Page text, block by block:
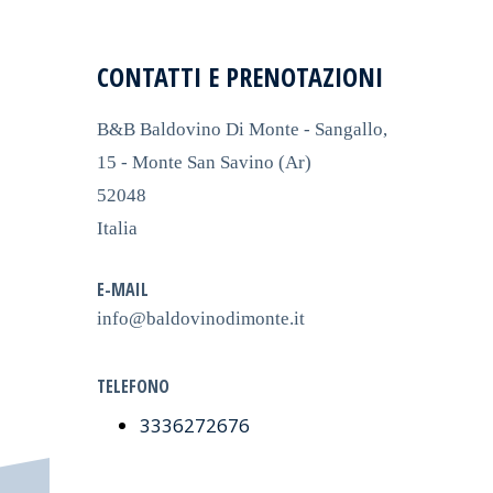
CONTATTI E PRENOTAZIONI
B&B Baldovino Di Monte - Sangallo,
15 - Monte San Savino (Ar)
52048
Italia
E-MAIL
info@baldovinodimonte.it
TELEFONO
3336272676